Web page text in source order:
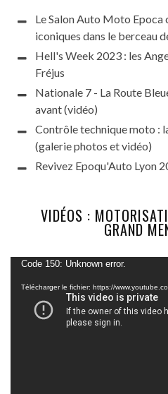
Le Salon Auto Moto Epoca
iconiques dans le berceau
Hell's Week 2023 : les
Fréjus
Nationale 7 - La Route
avant (vidéo)
Contrôle technique moto :
(galerie photos et vidéo)
Revivez Epoqu'Auto Lyon
VIDÉOS :
GRAND
Lecteur
vidéo
Code 150: Unknown error.
Télécharger le fichier: https://